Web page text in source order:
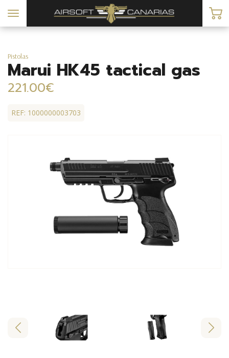
Toggle
navigation
Pistolas
Marui HK45 tactical gas
221.00€
REF: 1000000003703